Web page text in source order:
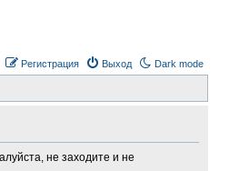
Dark mode
Выход
Регистрация
не заходите и не